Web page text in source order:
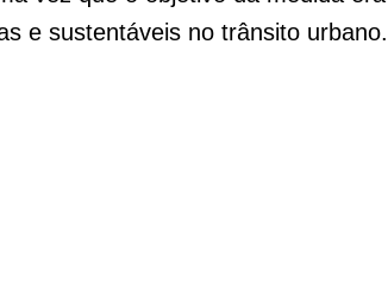
e sustentáveis no trânsito urbano.